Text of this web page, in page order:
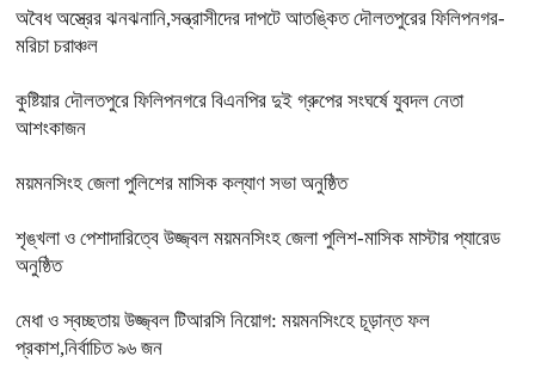
অবৈধ অস্ত্রের ঝনঝনানি,সন্ত্রাসীদের দাপটে আতঙ্কিত দৌলতপুরের ফিলিপনগর-
মরিচা চরাঞ্চল
কুষ্টিয়ার দৌলতপুরে ফিলিপনগরে বিএনপির দুই গ্রুপের সংঘর্ষে যুবদল নেতা
আশংকাজন
ময়মনসিংহ জেলা পুলিশের মাসিক কল্যাণ সভা অনুষ্ঠিত
শৃঙ্খলা ও পেশাদারিত্বে উজ্জ্বল ময়মনসিংহ জেলা পুলিশ-মাসিক মাস্টার প্যারেড
অনুষ্ঠিত
মেধা ও স্বচ্ছতায় উজ্জ্বল টিআরসি নিয়োগ: ময়মনসিংহে চূড়ান্ত ফল
প্রকাশ,নির্বাচিত ৯৬ জন